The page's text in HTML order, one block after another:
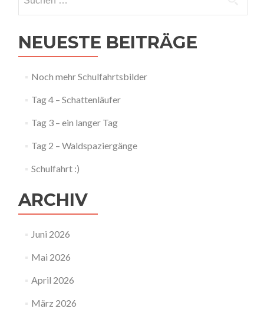
nach:
NEUESTE BEITRÄGE
Noch mehr Schulfahrtsbilder
Tag 4 – Schattenläufer
Tag 3 – ein langer Tag
Tag 2 – Waldspaziergänge
Schulfahrt :)
ARCHIV
Juni 2026
Mai 2026
April 2026
März 2026